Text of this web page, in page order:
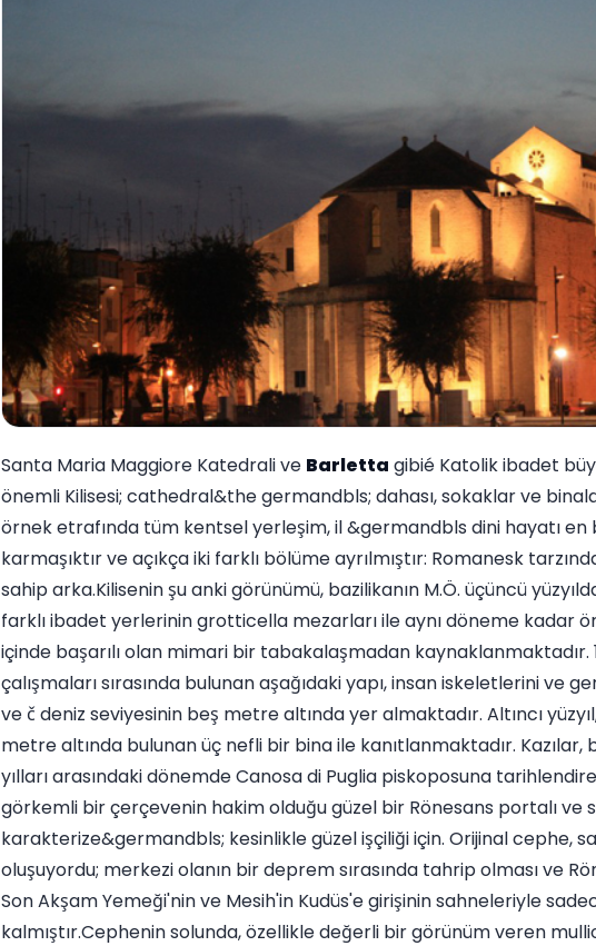
Santa Maria Maggiore Katedrali ve Barletta gibié Katolik ibadet
önemli Kilisesi; cathedral&the germandbls; dahası, sokaklar ve
örnek etrafında tüm kentsel yerleşim, il &germandbls dini hayatı en
karmaşıktır ve açıkça iki farklı bölüme ayrılmıştır: Romanesk
sahip arka.Kilisenin şu anki görünümü, bazilikanın M.Ö. üçüncü
farklı ibadet yerlerinin grotticella mezarları ile aynı döneme kadar
içinde başarılı olan mimari bir tabakalaşmadan kaynaklanmaktadır.
çalışmaları sırasında bulunan aşağıdaki yapı, insan iskeletlerini ve
ve č deniz seviyesinin beş metre altında yer almaktadır. Altıncı
metre altında bulunan üç nefli bir bina ile kanıtlanmaktadır. Kazılar,
yılları arasındaki dönemde Canosa di Puglia piskoposuna
görkemli bir çerçevenin hakim olduğu güzel bir Rönesans portalı ve
karakterize&germandbls; kesinlikle güzel işçiliği için. Orijinal cephe,
oluşuyordu; merkezi olanın bir deprem sırasında tahrip olması ve
Son Akşam Yemeği'nin ve Mesih'in Kudüs'e girişinin sahneleriyle
kalmıştır.Cephenin solunda, özellikle değerli bir görünüm veren